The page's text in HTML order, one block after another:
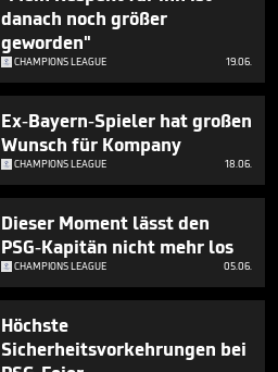
danach noch größer
geworden"
CHAMPIONS LEAGUE 19.06.
Ex-Bayern-Spieler hat großen
Wunsch für Kompany
CHAMPIONS LEAGUE 18.06.
Dieser Moment lässt den
PSG-Kapitän nicht mehr los
CHAMPIONS LEAGUE 05.06.
Höchste
Sicherheitsvorkehrungen bei